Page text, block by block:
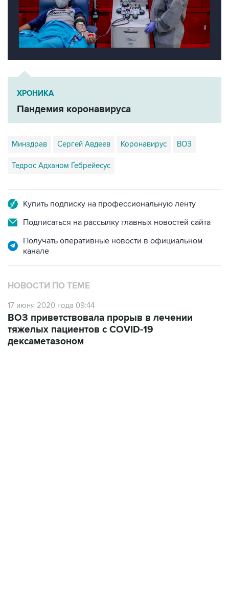
ХРОНИКА
Пандемия коронавируса
Минздрав Сергей Авдеев Коронавирус ВОЗ
Тедрос Адханом Гебрейесус
Подписаться на рассылку главных новостей сайта
Получать оперативные новости в официальном
НОВОСТИ ПО ТЕМЕ
17 июня 2020 года 09:44
тяжелых пациентов с COVID-19
дексаметазоном